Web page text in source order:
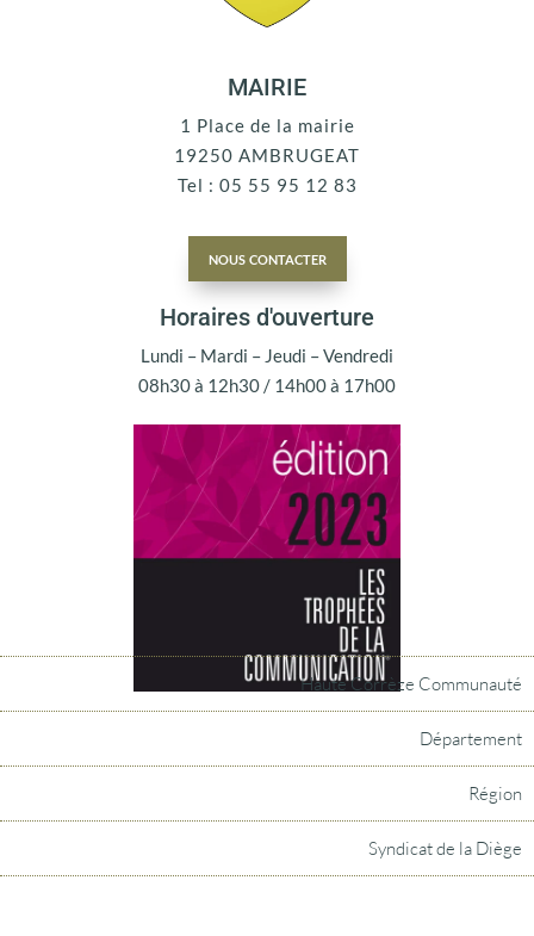
MAIRIE
1 Place de la mairie
19250 AMBRUGEAT
Tel : 05 55 95 12 83
nous contacter
Horaires d'ouverture
Lundi – Mardi – Jeudi – Vendredi
08h30 à 12h30 / 14h00 à 17h00
Haute Corrèze Communauté
Département
Région
Syndicat de la Diège